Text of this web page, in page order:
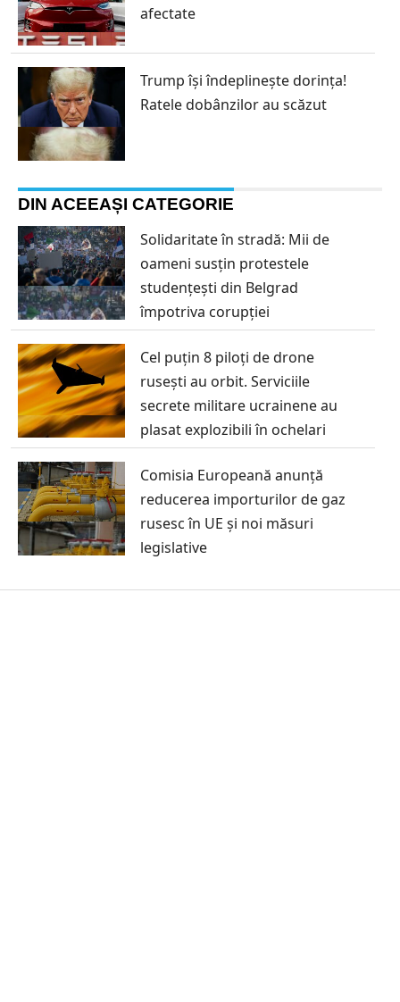
afectate
Trump își îndeplinește dorința!
Ratele dobânzilor au scăzut
DIN ACEEAȘI CATEGORIE
Solidaritate în stradă: Mii de
oameni susțin protestele
studențești din Belgrad
împotriva corupției
Cel puțin 8 piloți de drone
rusești au orbit. Serviciile
secrete militare ucrainene au
plasat explozibili în ochelari
Comisia Europeană anunță
reducerea importurilor de gaz
rusesc în UE și noi măsuri
legislative